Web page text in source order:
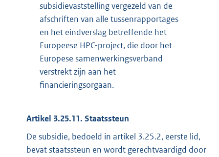
subsidievaststelling vergezeld van de
afschriften van alle tussenrapportages
en het eindverslag betreffende het
Europeese HPC-project, die door het
Europese samenwerkingsverband
verstrekt zijn aan het
financieringsorgaan.
Artikel 3.25.11. Staatssteun
De subsidie, bedoeld in artikel 3.25.2, eerste lid,
bevat staatssteun en wordt gerechtvaardigd door